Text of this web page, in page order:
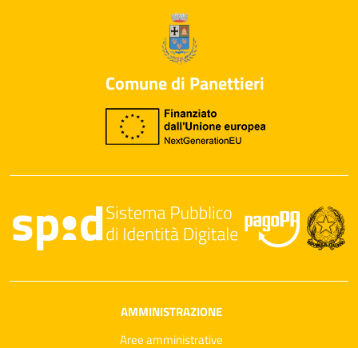
Comune di Panettieri
AMMINISTRAZIONE
Aree amministrative